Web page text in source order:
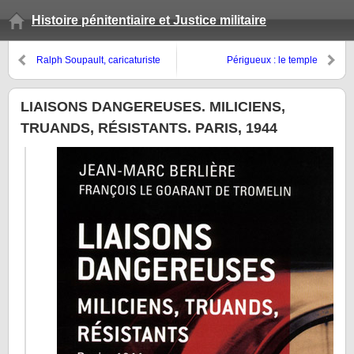
Histoire pénitentiaire et Justice militaire
Ralph Soupault, caricaturiste
Fresnes (1947-1950)
Périgueux : le temple
Front sous Vichy
LIAISONS DANGEREUSES. MILICIENS,
TRUANDS, RÉSISTANTS. PARIS, 1944